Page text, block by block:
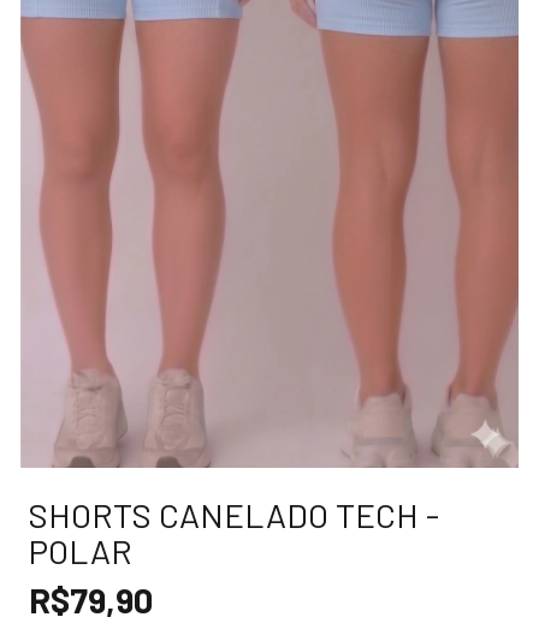
SHORTS CANELADO TECH -
POLAR
R$79,90